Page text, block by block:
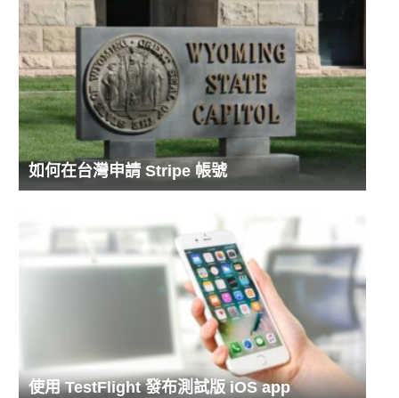
如何在台灣申請 Stripe 帳號
使用 TestFlight 發布測試版 iOS app